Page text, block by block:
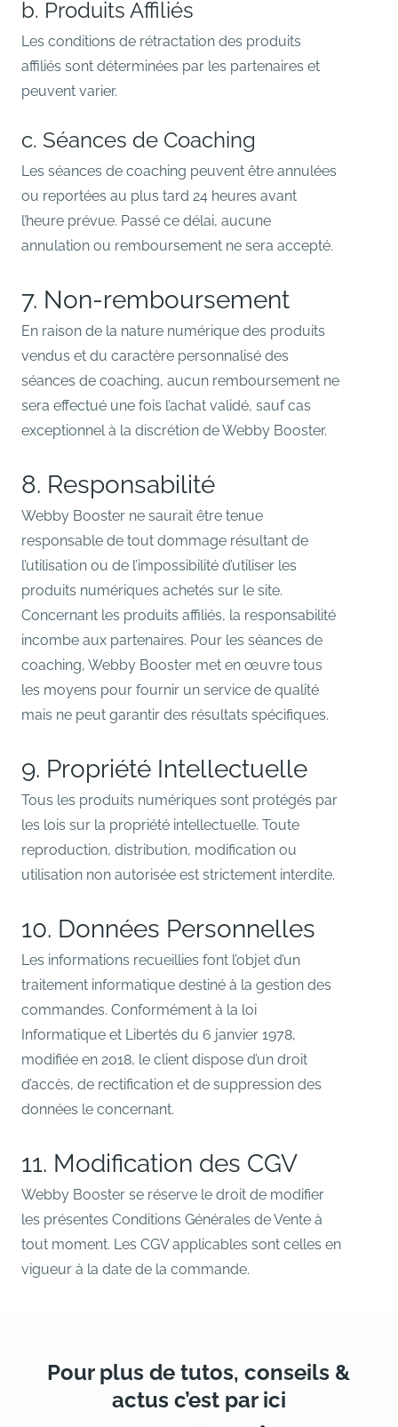
b. Produits Affiliés
Les conditions de rétractation des produits
affiliés sont déterminées par les partenaires et
peuvent varier.
c. Séances de Coaching
Les séances de coaching peuvent être annulées
ou reportées au plus tard 24 heures avant
l’heure prévue. Passé ce délai, aucune
annulation ou remboursement ne sera accepté.
7. Non-remboursement
En raison de la nature numérique des produits
vendus et du caractère personnalisé des
séances de coaching, aucun remboursement ne
sera effectué une fois l’achat validé, sauf cas
exceptionnel à la discrétion de Webby Booster.
8. Responsabilité
Webby Booster ne saurait être tenue
responsable de tout dommage résultant de
l’utilisation ou de l’impossibilité d’utiliser les
produits numériques achetés sur le site.
Concernant les produits affiliés, la responsabilité
incombe aux partenaires. Pour les séances de
coaching, Webby Booster met en œuvre tous
les moyens pour fournir un service de qualité
mais ne peut garantir des résultats spécifiques.
9. Propriété Intellectuelle
Tous les produits numériques sont protégés par
les lois sur la propriété intellectuelle. Toute
reproduction, distribution, modification ou
utilisation non autorisée est strictement interdite.
10. Données Personnelles
Les informations recueillies font l’objet d’un
traitement informatique destiné à la gestion des
commandes. Conformément à la loi
Informatique et Libertés du 6 janvier 1978,
modifiée en 2018, le client dispose d’un droit
d’accès, de rectification et de suppression des
données le concernant.
11. Modification des CGV
Webby Booster se réserve le droit de modifier
les présentes Conditions Générales de Vente à
tout moment. Les CGV applicables sont celles en
vigueur à la date de la commande.
Pour plus de tutos, conseils &
actus c’est par ici